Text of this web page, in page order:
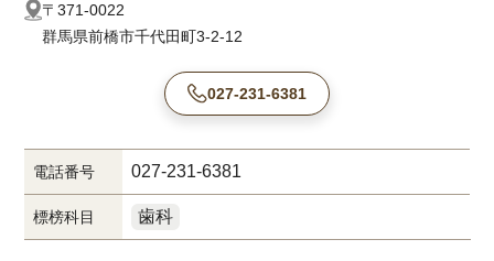
〒371-0022
群馬県前橋市千代田町3-2-12
027-231-6381
電話番号 027-231-6381
標榜科目 歯科